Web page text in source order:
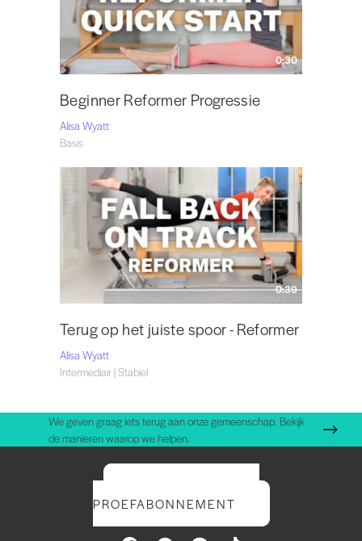
0:30
Beginner Reformer Progressie
Alisa Wyatt
Basis
0:39
Terug op het juiste spoor - Reformer
Alisa Wyatt
Intermediair | Stabiel
We geven graag iets terug aan onze gemeenschap. Bekijk
de manieren waarop we helpen.
PROEFABONNEMENT